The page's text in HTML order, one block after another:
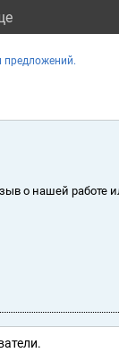
предложений.
о нашей